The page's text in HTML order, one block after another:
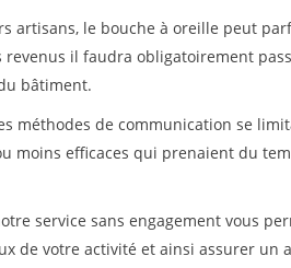
artisans, le bouche à oreille peut
revenus il faudra obligatoirement
bâtiment.
méthodes de communication se
moins efficaces qui prenaient du
service sans engagement vous
de votre activité et ainsi assurer un